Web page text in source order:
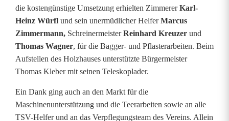
c
h
a
f
t
s
die kostengünstige Umsetzung erhielten ZimmererKarl-
Heinz Würfl und sein unermüdlicher HelferMarcus
Zimmermann, SchreinermeisterReinhard Kreuzer und
Thomas Wagner, für die Bagger- und Pflasterarbeiten. Beim
Aufstellen des Holzhauses unterstützte Bürgermeister
Thomas Kleber mit seinen Teleskoplader.
Ein Dank ging auch an den Markt für die
Maschinenunterstützung und die Teerarbeiten sowie an alle
TSV-Helfer und an das Verpflegungsteam des Vereins. Allein